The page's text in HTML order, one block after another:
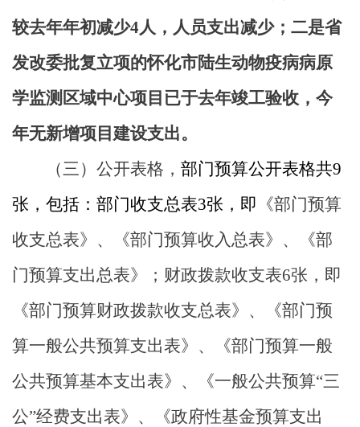
较去年年初减少4 人，人员支出减少；二是省
发改委批复立项的怀化市陆生动物疫病病原
学监测区域中心项目已于去年竣工验收，今
年无新增项目建设支出。
（三）公开表格， 部门预算公开表格共9
张，包括：部门收支总表3张，即 《部门预算
收支总表》、《部门预算收入总表》、《部
门预算支出总表》；财政拨款收支表6张，即
《部门预算财政拨款收支总表》、《部门预
算一般公共预算支出表》、《部门预算一般
公共预算基本支出表》、《一般公共预算“三
公”经费支出表》、《政府性基金预算支出